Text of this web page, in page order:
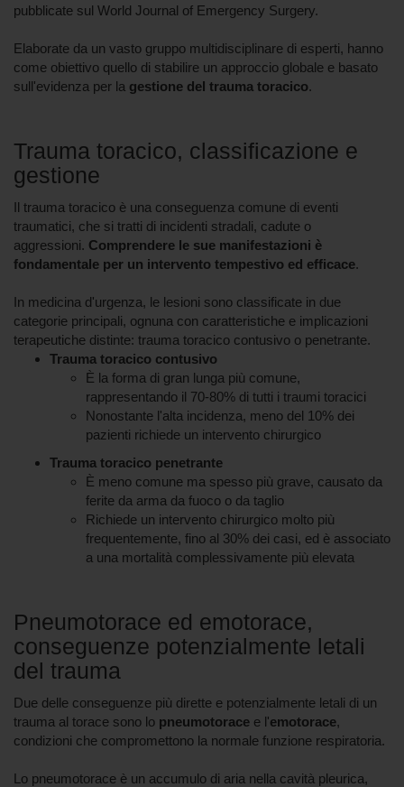
pubblicate sul World Journal of Emergency Surgery.
Elaborate da un vasto gruppo multidisciplinare di esperti, hanno
come obiettivo quello di stabilire un approccio globale e basato
sull'evidenza per la gestione del trauma toracico.
Trauma toracico, classificazione e
gestione
Il trauma toracico è una conseguenza comune di eventi
traumatici, che si tratti di incidenti stradali, cadute o
aggressioni. Comprendere le sue manifestazioni è
fondamentale per un intervento tempestivo ed efficace.
In medicina d'urgenza, le lesioni sono classificate in due
categorie principali, ognuna con caratteristiche e implicazioni
terapeutiche distinte: trauma toracico contusivo o penetrante.
Trauma toracico contusivo
È la forma di gran lunga più comune,
rappresentando il 70-80% di tutti i traumi toracici
Nonostante l'alta incidenza, meno del 10% dei
pazienti richiede un intervento chirurgico
Trauma toracico penetrante
È meno comune ma spesso più grave, causato da
ferite da arma da fuoco o da taglio
Richiede un intervento chirurgico molto più
frequentemente, fino al 30% dei casi, ed è associato
a una mortalità complessivamente più elevata
Pneumotorace ed emotorace,
conseguenze potenzialmente letali
del trauma
Due delle conseguenze più dirette e potenzialmente letali di un
trauma al torace sono lo pneumotorace e l'emotorace,
condizioni che compromettono la normale funzione respiratoria.
Lo pneumotorace è un accumulo di aria nella cavità pleurica,